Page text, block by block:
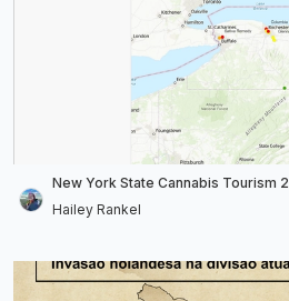
New York State Cannabis Tourism
Hailey Rankel